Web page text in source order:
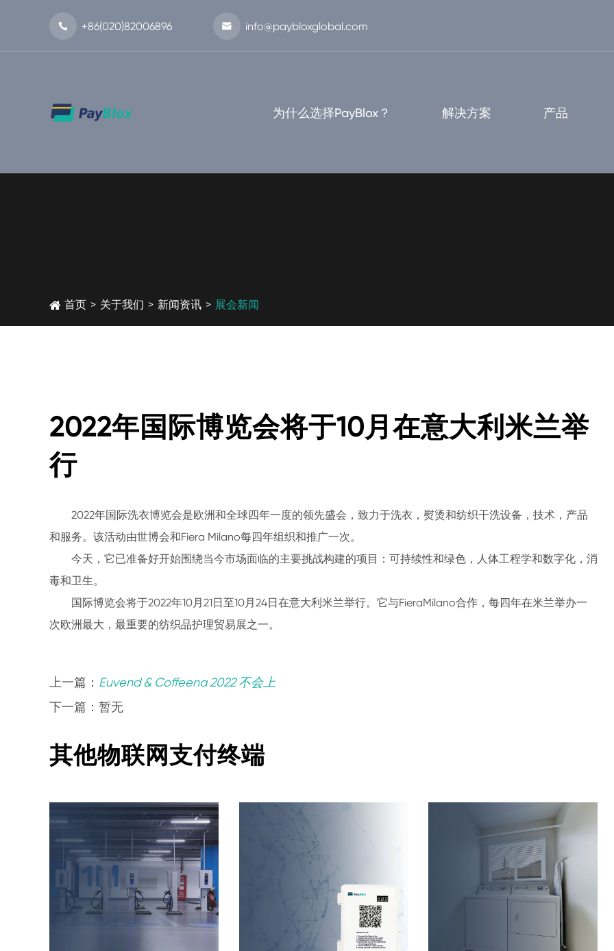
 +86(020)82006896  info@paybloxglobal.com
为什么选择PayBlox？ 解决方案 产品
首页 > 关于我们 > 新闻资讯 > 展会新闻
2022年国际博览会将于10月在意大利米兰举
行
2022年国际洗衣博览会是欧洲和全球四年一度的领先盛会，致力于洗衣，熨烫和纺织干洗设备，技术，产品
和服务。该活动由世博会和Fiera Milano每四年组织和推广一次。
今天，它已准备好开始围绕当今市场面临的主要挑战构建的项目：可持续性和绿色，人体工程学和数字化，消
毒和卫生。
国际博览会将于2022年10月21日至10月24日在意大利米兰举行。它与FieraMilano合作，每四年在米兰举办一
次欧洲最大，最重要的纺织品护理贸易展之一。
上一篇： Euvend & Coffeena 2022 不会上
下一篇：暂无
其他物联网支付终端